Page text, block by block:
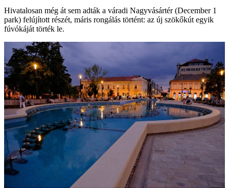
Hivatalosan még át sem adták a váradi Nagyvásártér (December 1
park) felújított részét, máris rongálás történt: az új szökőkút egyik
fúvókáját törték le.